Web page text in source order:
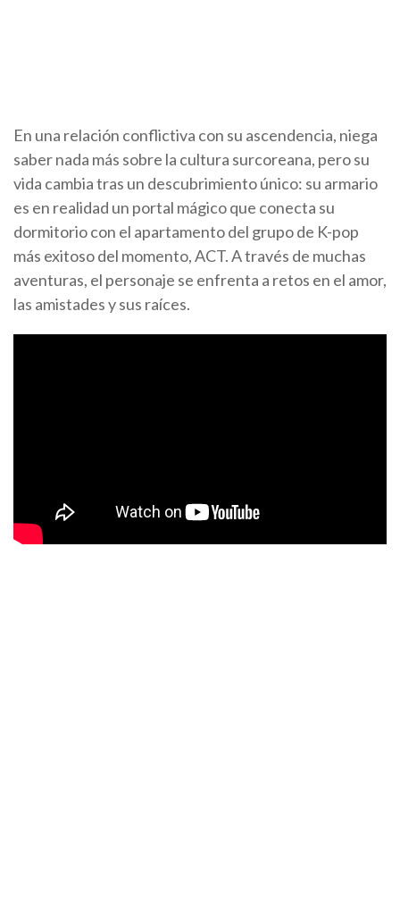
En una relación conflictiva con su ascendencia, niega
saber nada más sobre la cultura surcoreana, pero su
vida cambia tras un descubrimiento único: su armario
es en realidad un portal mágico que conecta su
dormitorio con el apartamento del grupo de K-pop
más exitoso del momento, ACT. A través de muchas
aventuras, el personaje se enfrenta a retos en el amor,
las amistades y sus raíces.